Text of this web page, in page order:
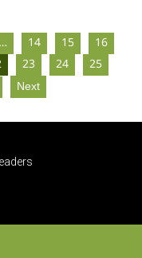
… 14 15
16
23 24
25
Next